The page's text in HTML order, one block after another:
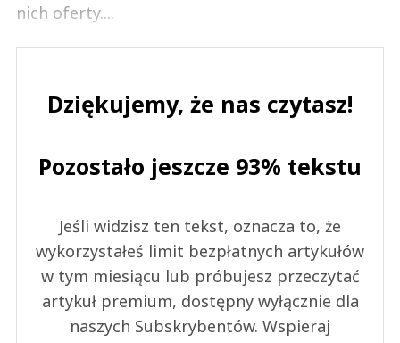
nich oferty....
Dziękujemy, że nas czytasz!
Pozostało jeszcze 93% tekstu
Jeśli widzisz ten tekst, oznacza to, że
wykorzystałeś limit bezpłatnych artykułów
w tym miesiącu lub próbujesz przeczytać
artykuł premium, dostępny wyłącznie dla
naszych Subskrybentów. Wspieraj